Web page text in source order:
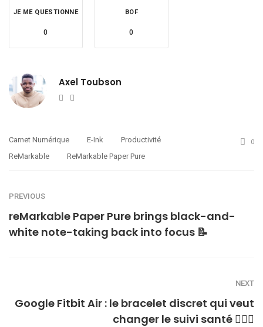
JE ME QUESTIONNE
0
BOF
0
Axel Toubson
Website
Carnet Numérique E-Ink
Productivité
ReMarkable
ReMarkable Paper Pure
0
PREVIOUS
reMarkable Paper Pure brings black-and-
white note-taking back into focus 📝
NEXT
Google Fitbit Air : le bracelet discret qui veut
changer le suivi santé 🏃🏾‍♀️